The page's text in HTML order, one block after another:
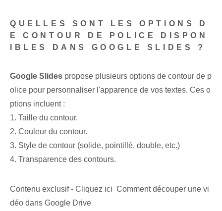
QUELLES SONT LES OPTIONS D
E CONTOUR DE POLICE DISPON
IBLES DANS GOOGLE SLIDES ?
Google Slides propose plusieurs options de contour de p
olice pour personnaliser l'apparence de vos textes. Ces o
ptions incluent :
1. Taille du contour.
2.⁢ Couleur du contour.
3. Style de contour⁣ (solide, pointillé, double, etc.)
4.⁤ Transparence des contours.
Contenu exclusif - Cliquez ici Comment découper une vi
déo dans Google Drive